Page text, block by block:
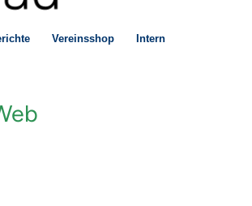
Vereinsshop Intern